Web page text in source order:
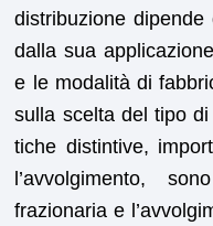
dis­tribuzione
dal­la sua
e le modal­ità di
sul­la scelta del tipo
tiche dis­tin­tive,
l’avvol­gi­men­to,
frazionar­ia e